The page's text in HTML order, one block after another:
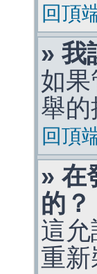
回頂
» 我
如
舉
回頂
» 在
的？
這
重